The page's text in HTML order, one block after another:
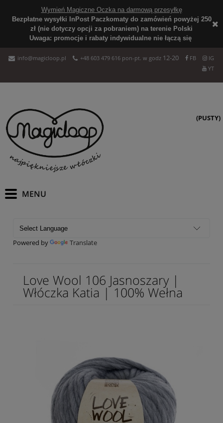
Wymień Magiczne Oczka na darmową przesyłkę
Bezpłatne wysyłki InPost Paczkomaty do zamówień powyżej 250
zł (nie dotyczy opcji za pobraniem) na terenie Polski
Uwaga: promocje i rabaty indywidualne nie łączą się
info@magicloop.pl +48 603 479 616 pon-pt. w godz 12-20 FB
IG
YT
(PUSTY)
Powered by Translate
Love Wool 106 Jasnoszary |
Włóczka Katia | 100% Wełna